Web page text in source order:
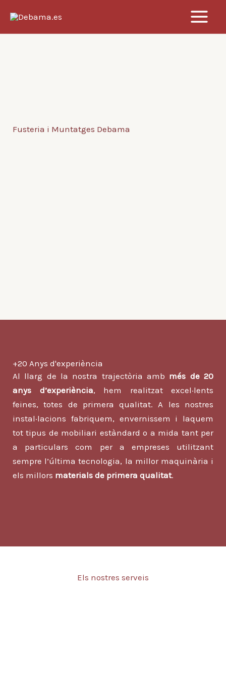
contingut
Fusteria i Muntatges Debama
+20 Anys d'experiència
Al llarg de la nostra trajectòria amb més de 20
anys d’experiència, hem realitzat excel·lents
feines, totes de primera qualitat. A les nostres
instal·lacions fabriquem, envernissem i laquem
tot tipus de mobiliari estàndard o a mida tant per
a particulars com per a empreses utilitzant
sempre l’última tecnologia, la millor maquinària i
els millors materials de primera qualitat.
Els nostres serveis